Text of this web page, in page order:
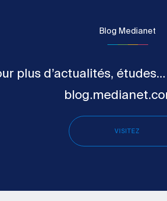
Blog Medianet
plus d’actualités,
VISITEZ